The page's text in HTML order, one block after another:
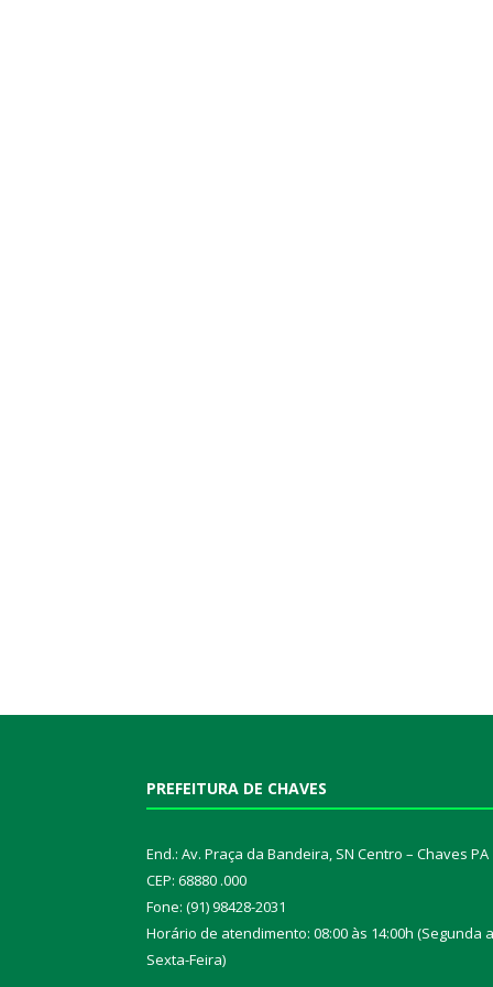
PREFEITURA DE CHAVES
End.: Av. Praça da Bandeira, SN Centro – Chaves PA
CEP: 68880 .000
Fone: (91) 98428-2031
Horário de atendimento: 08:00 às 14:00h (Segunda a
Sexta-Feira)